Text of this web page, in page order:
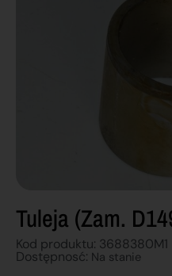
Tuleja (zam.
Kod produktu: 3688380M1
Dostępnosć: Na stanie